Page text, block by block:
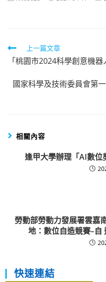
Read
more
articles
上一篇文章
「桃園市2024科學創意機器
國家科學及技術委員會第
相關內容
逢甲大學辦理「AI數位
勞動部勞動力發展署雲嘉
地：數位自造競賽–自
快速連結